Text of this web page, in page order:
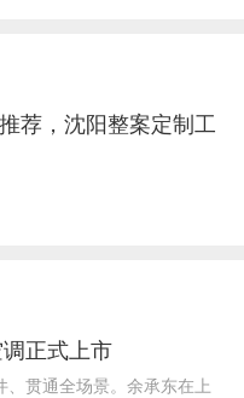
荐，沈阳整案定制工
正式上市
贯通全场景。余承东在上